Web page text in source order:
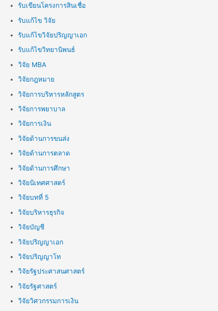
รับเขียนโครงการสินเชื่อ
รับแก้ไข วิจัย
รับแก้ไขวิจัยปริญญาเอก
รับแก้ไขวิทยานิพนธ์
วิจัย MBA
วิจัยกฎหมาย
วิจัยการบริหารหลักสูตร
วิจัยการพยาบาล
วิจัยการเงิน
วิจัยด้านการขนส่ง
วิจัยด้านการตลาด
วิจัยด้านการศึกษา
วิจัยนิเทศศาสตร์
วิจัยบทที่ 5
วิจัยบริหารธุรกิจ
วิจัยบัญชี
วิจัยปริญญาเอก
วิจัยปริญญาโท
วิจัยรัฐประศาสนศาสตร์
วิจัยรัฐศาสตร์
วิจัยวิศวกรรมการเงิน